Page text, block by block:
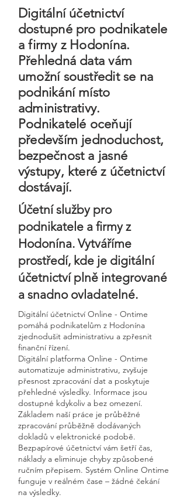
​Digitální účetnictví
dostupné pro podnikatele
a firmy z Hodonína.
Přehledná data vám
umožní soustředit se na
podnikání místo
administrativy.
Podnikatelé oceňují
především jednoduchost,
bezpečnost a jasné
výstupy, které z účetnictví
dostávají.
Účetní služby pro
podnikatele a firmy z
Hodonína. Vytváříme
prostředí, kde je digitální
účetnictví plně integrované
a snadno ovladatelné.
Digitální účetnictví Online - Ontime
pomáhá podnikatelům z Hodonína
zjednodušit administrativu a zpřesnit
finanční řízení.
Digitální platforma Online - Ontime
automatizuje administrativu, zvyšuje
přesnost zpracování dat a poskytuje
přehledné výsledky. Informace jsou
dostupné kdykoliv a bez omezení.
Základem naší práce je průběžné
zpracování průběžně dodávaných
dokladů v elektronické podobě.
Bezpapírové účetnictví vám šetří čas,
náklady a eliminuje chyby způsobené
ručním přepisem. Systém Online Ontime
funguje v reálném čase – žádné čekání
na výsledky.